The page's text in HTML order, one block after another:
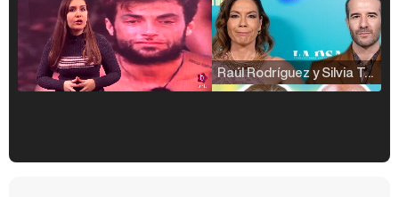
Raúl Rodríguez y Silvia Taulés nos cuentan su papel en 'La familia de la tele'